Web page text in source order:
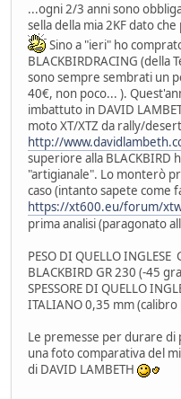
...ogni 2/3 anni sono
sella della mia 2KF dato
Sino a "ieri" ho
BLACKBIRDRACING (della
sono sempre sembrati un
40€, non poco... ).
imbattuto in DAVID
moto XT/XTZ da rally/
http://
superiore alla BLACKBIRD
"artigianale". Lo monterò
caso (intanto sapete come
https://xt600.eu/forum/
prima analisi (paragonato
PESO DI QUELLO
BLACKBIRD GR 230 (-45
SPESSORE DI QUELLO
ITALIANO 0,35 mm
Le premesse per durare di
una foto comparativa del
di DAVID LAMBETH